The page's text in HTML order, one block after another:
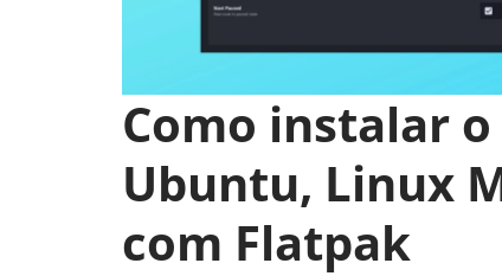
Como instalar
Ubuntu, Linux
com Flatpak